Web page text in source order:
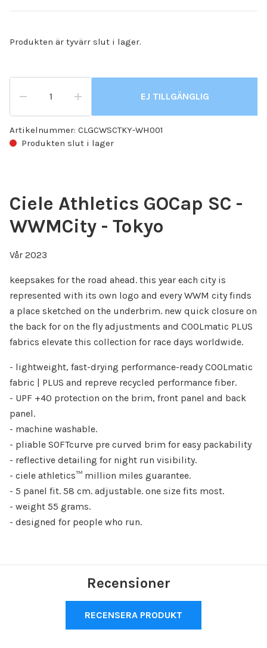
Produkten är tyvärr slut i lager.
EJ TILLGÄNGLIG
Artikelnummer: CLGCWSCTKY-WH001
Produkten slut i lager
Ciele Athletics GOCap SC -
WWMCity - Tokyo
Vår 2023
keepsakes for the road ahead. this year each city is
represented with its own logo and every WWM city finds
a place sketched on the underbrim. new quick closure on
the back for on the fly adjustments and COOLmatic PLUS
fabrics elevate this collection for race days worldwide.
- lightweight, fast-drying performance-ready COOLmatic
fabric | PLUS and repreve recycled performance fiber.
- UPF +40 protection on the brim, front panel and back
panel.
- machine washable.
- pliable SOFTcurve pre curved brim for easy packability
- reflective detailing for night run visibility.
- ciele athletics™ million miles guarantee.
- 5 panel fit. 58 cm. adjustable. one size fits most.
- weight 55 grams.
- designed for people who run.
Recensioner
RECENSERA PRODUKT